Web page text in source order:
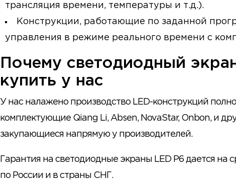
трансляция времени, температуры и т.д.).
Конструкции, работающие по заданной
управления в режиме реального времени с
Почему светодиодный
купить у нас
У нас налажено производство LED-конструкций
комплектующие Qiang Li, Absen, NovaStar, Onbon, и
закупающиеся напрямую у производителей.
Гарантия на светодиодные экраны LED P6 дается на
по России и в страны СНГ.